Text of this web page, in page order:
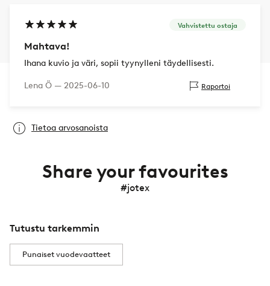
Vahvistettu ostaja
Mahtava!
Ihana kuvio ja väri, sopii tyynylleni täydellisesti.
Lena Ö — 2025-06-10 Raportoi
Tietoa arvosanoista
Share your favourites
#jotex
Tutustu tarkemmin
Punaiset vuodevaatteet